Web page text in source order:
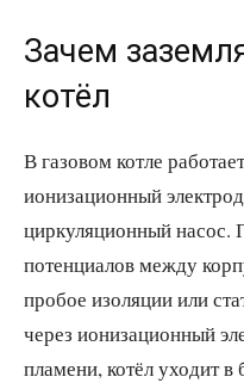
Зачем
котёл
В газовом котле
ионизационный
циркуляционный насос.
потенциалов между
пробое изоляции или
через ионизационный
пламени, котёл уходит